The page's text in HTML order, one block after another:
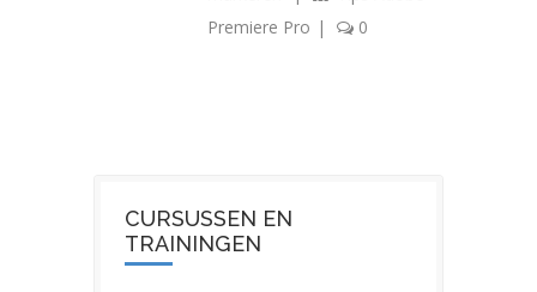
Premiere Pro | 0
CURSUSSEN EN
TRAININGEN